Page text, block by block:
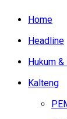
Home
Headline
Hukum
Kalteng